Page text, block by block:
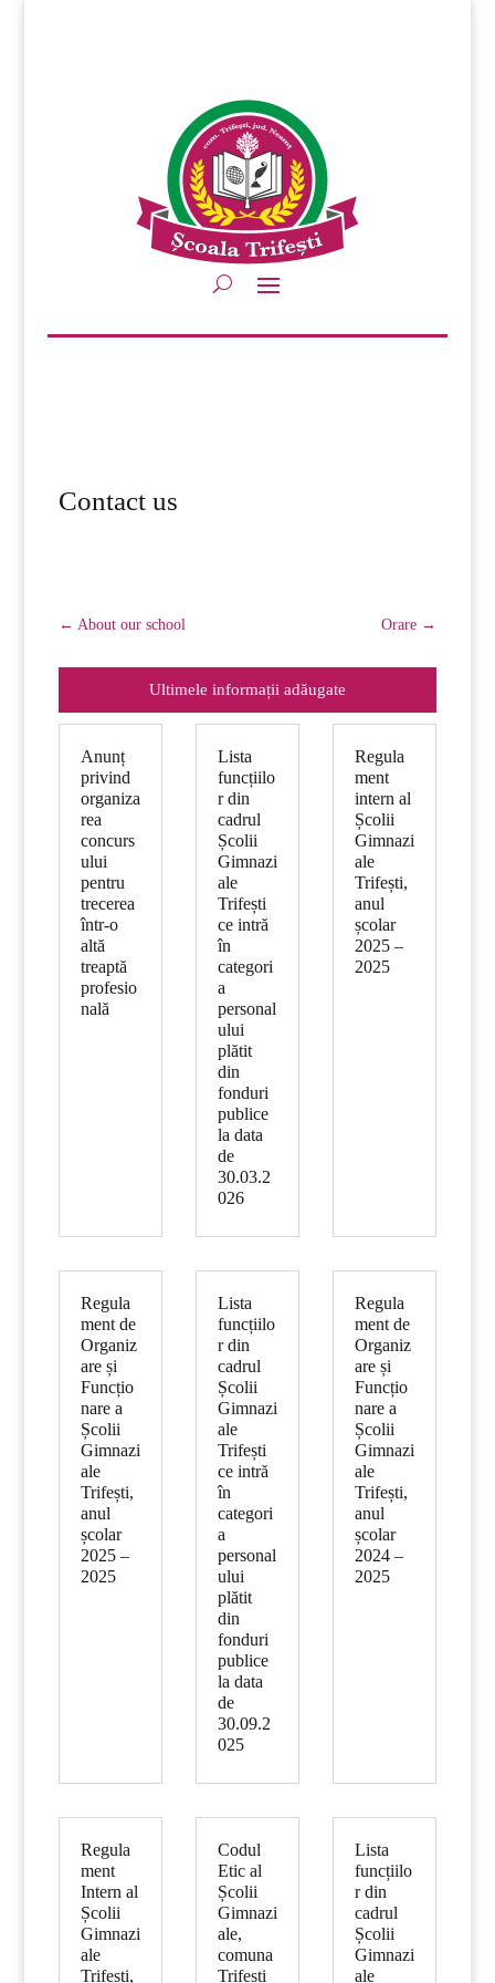
Contact us
← About our school Orare →
Ultimele informații adăugate
Anunț
privind
organiza
rea
concurs
ului
pentru
trecerea
într-o
altă
treaptă
profesio
nală
Lista
funcțiilo
r din
cadrul
Școlii
Gimnazi
ale
Trifești
ce intră
în
categori
a
personal
ului
plătit
din
fonduri
publice
la data
de
30.03.2
026
Regula
ment
intern al
Școlii
Gimnazi
ale
Trifești,
anul
școlar
2025 –
2025
Regula
ment de
Organiz
are și
Funcțio
nare a
Școlii
Gimnazi
ale
Trifești,
anul
școlar
2025 –
2025
Lista
funcțiilo
r din
cadrul
Școlii
Gimnazi
ale
Trifești
ce intră
în
categori
a
personal
ului
plătit
din
fonduri
publice
la data
de
30.09.2
025
Regula
ment de
Organiz
are și
Funcțio
nare a
Școlii
Gimnazi
ale
Trifești,
anul
școlar
2024 –
2025
Regula
ment
Intern al
Școlii
Gimnazi
ale
Trifești,
Codul
Etic al
Școlii
Gimnazi
ale,
comuna
Trifești
Lista
funcțiilo
r din
cadrul
Școlii
Gimnazi
ale